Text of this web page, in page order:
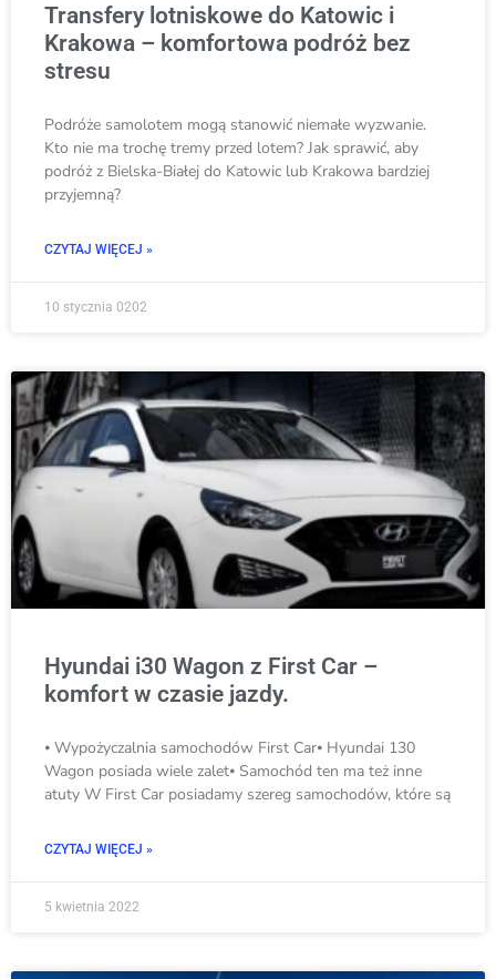
Transfery lotniskowe do Katowic i
Krakowa – komfortowa podróż bez
stresu
Podróże samolotem mogą stanowić niemałe wyzwanie.
Kto nie ma trochę tremy przed lotem? Jak sprawić, aby
podróż z Bielska-Białej do Katowic lub Krakowa bardziej
przyjemną?
CZYTAJ WIĘCEJ »
10 stycznia 0202
Hyundai i30 Wagon z First Car –
komfort w czasie jazdy.
⦁ Wypożyczalnia samochodów First Car⦁ Hyundai 130
Wagon posiada wiele zalet⦁ Samochód ten ma też inne
atuty W First Car posiadamy szereg samochodów, które są
CZYTAJ WIĘCEJ »
5 kwietnia 2022